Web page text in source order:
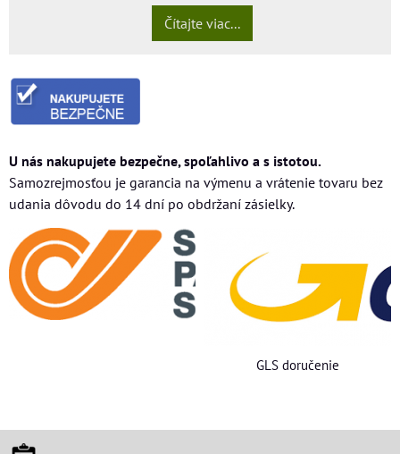
Čítajte viac...
U nás nakupujete bezpečne, spoľahlivo a s istotou.
Samozrejmosťou je garancia na výmenu a vrátenie tovaru bez
udania dôvodu do 14 dní po obdržaní zásielky.
GLS doručenie